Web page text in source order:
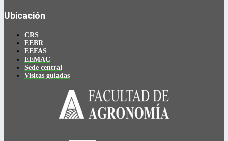
Ubicación
CRS
EEBR
EEFAS
EEMAC
Sede central
Visitas guiadas